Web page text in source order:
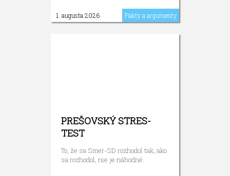
1. augusta 2026 Fakty a argumenty
PREŠOVSKÝ STRES-
TEST
To, že sa Smer-SD rozhodol tak, ako
sa rozhodol, nie je náhodné.